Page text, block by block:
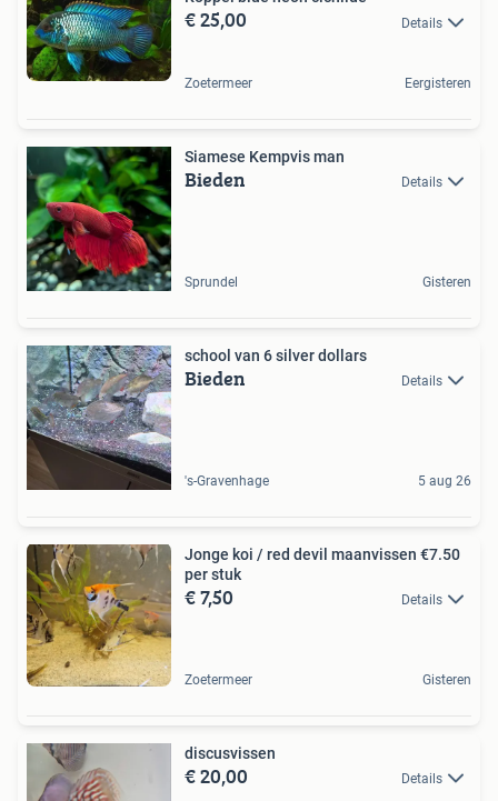
€ 25,00 Details
Zoetermeer Eergisteren
Siamese Kempvis man
Bieden Details
Sprundel Gisteren
school van 6 silver dollars
Bieden Details
's-Gravenhage 5 aug 26
Jonge koi / red devil maanvissen €7.50
per stuk
€ 7,50 Details
Zoetermeer Gisteren
discusvissen
€ 20,00 Details